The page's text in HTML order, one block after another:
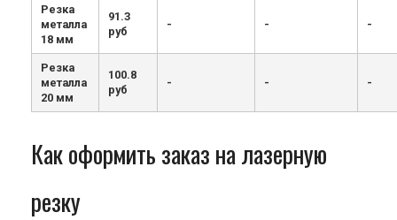
Резка
металла
18 мм
91.3
руб
- - -
Резка
металла
20 мм
100.8
руб
- - -
Как оформить заказ на лазерную
резку